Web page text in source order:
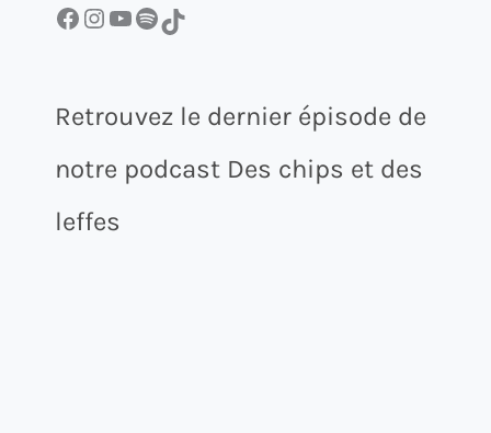
Facebook InstagramYouTube Spotify TikTok
Retrouvez le dernier épisode de
notre podcast Des chips et des
leffes